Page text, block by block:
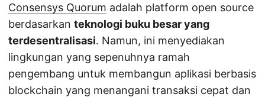
Consensys Quorum adalah platform open source
berdasarkan teknologi buku besar yang
terdesentralisasi. Namun, ini menyediakan
lingkungan yang sepenuhnya ramah
pengembang untuk membangun aplikasi berbasis
blockchain yang menangani transaksi cepat dan